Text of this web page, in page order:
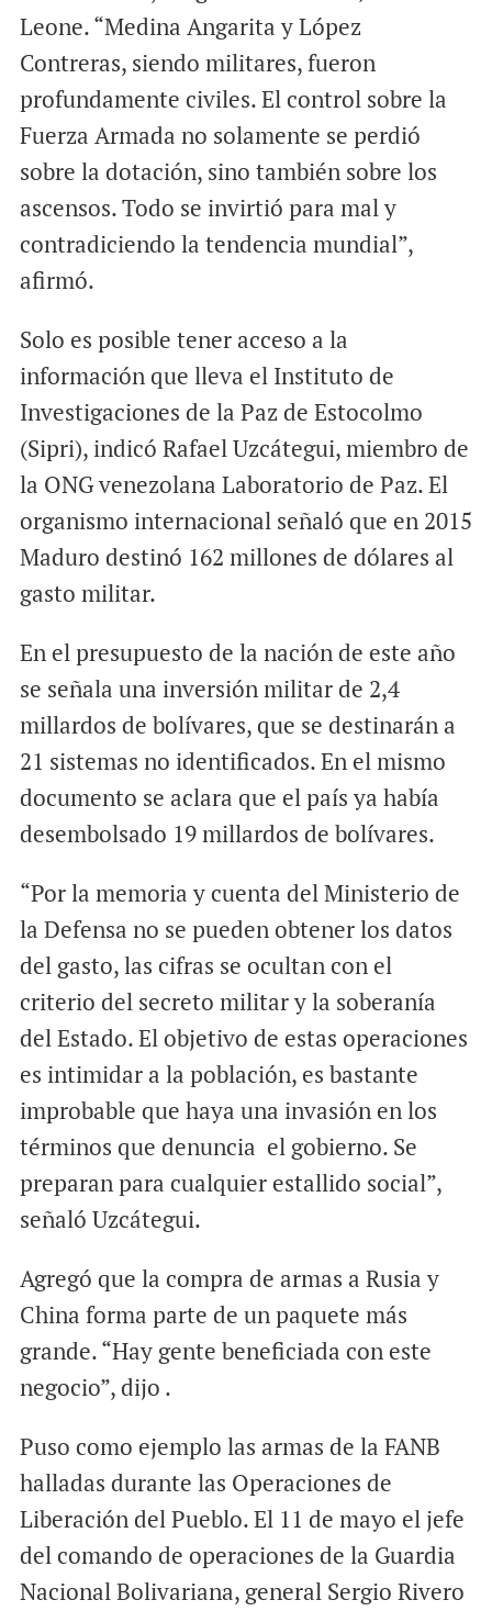
Leone. “Medina Angarita y López
Contreras, siendo militares, fueron
profundamente civiles. El control sobre la
Fuerza Armada no solamente se perdió
sobre la dotación, sino también sobre los
ascensos. Todo se invirtió para mal y
contradiciendo la tendencia mundial”,
afirmó.
Solo es posible tener acceso a la
información que lleva el Instituto de
Investigaciones de la Paz de Estocolmo
(Sipri), indicó Rafael Uzcátegui, miembro de
la ONG venezolana Laboratorio de Paz. El
organismo internacional señaló que en 2015
Maduro destinó 162 millones de dólares al
gasto militar.
En el presupuesto de la nación de este año
se señala una inversión militar de 2,4
millardos de bolívares, que se destinarán a
21 sistemas no identificados. En el mismo
documento se aclara que el país ya había
desembolsado 19 millardos de bolívares.
“Por la memoria y cuenta del Ministerio de
la Defensa no se pueden obtener los datos
del gasto, las cifras se ocultan con el
criterio del secreto militar y la soberanía
del Estado. El objetivo de estas operaciones
es intimidar a la población, es bastante
improbable que haya una invasión en los
términos que denuncia el gobierno. Se
preparan para cualquier estallido social”,
señaló Uzcátegui.
Agregó que la compra de armas a Rusia y
China forma parte de un paquete más
grande. “Hay gente beneficiada con este
negocio”, dijo .
Puso como ejemplo las armas de la FANB
halladas durante las Operaciones de
Liberación del Pueblo. El 11 de mayo el jefe
del comando de operaciones de la Guardia
Nacional Bolivariana, general Sergio Rivero